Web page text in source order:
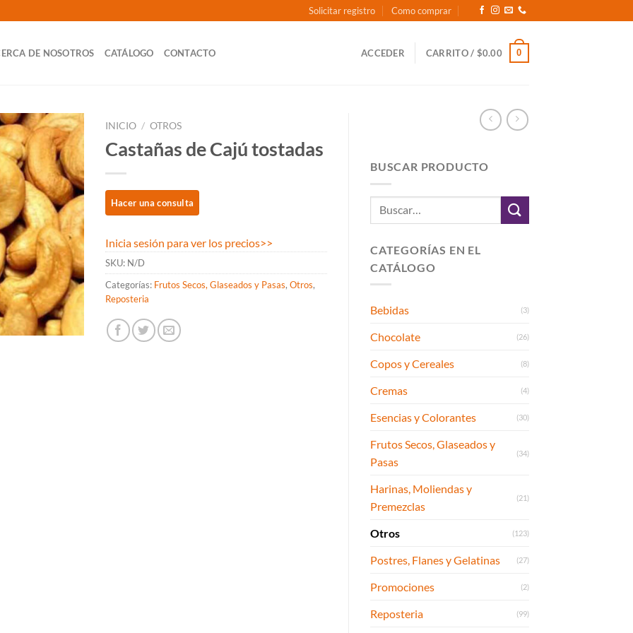
Solicitar registro Como comprar
DE NOSOTROS CATÁLOGO CONTACTO ACCEDER CARRITO / $0.00 0
INICIO / OTROS
Castañas de Cajú tostadas
Inicia sesión para ver los precios>>
SKU: N/D
Categorías: Frutos Secos, Glaseados y Pasas, Otros,
Reposteria
BUSCAR PRODUCTO
Buscar
CATEGORÍAS EN EL
CATÁLOGO
Bebidas (3)
Chocolate (26)
Copos y Cereales (8)
Cremas (4)
Esencias y Colorantes (30)
Frutos Secos, Glaseados y
Pasas
(34)
Harinas, Moliendas y
Premezclas
(21)
Otros (123)
Postres, Flanes y Gelatinas (27)
Promociones (2)
Reposteria (99)